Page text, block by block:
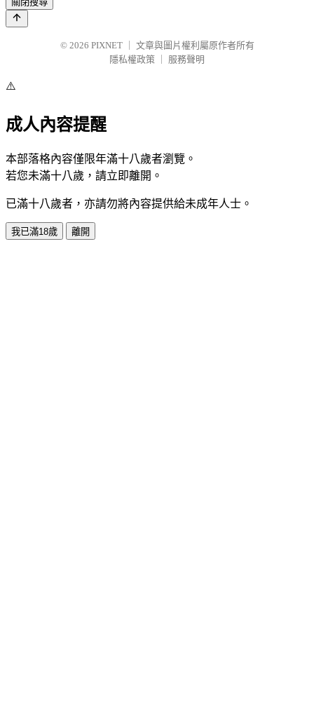
© 2026 PIXNET
文章與圖片權利屬原作者所有
隱私權政策
服務聲明
⚠️
成人內容提醒
本部落格內容僅限年滿十八歲者瀏覽。
若您未滿十八歲，請立即離開。
已滿十八歲者，亦請勿將內容提供給未成年人士。
我已滿18歲 離開